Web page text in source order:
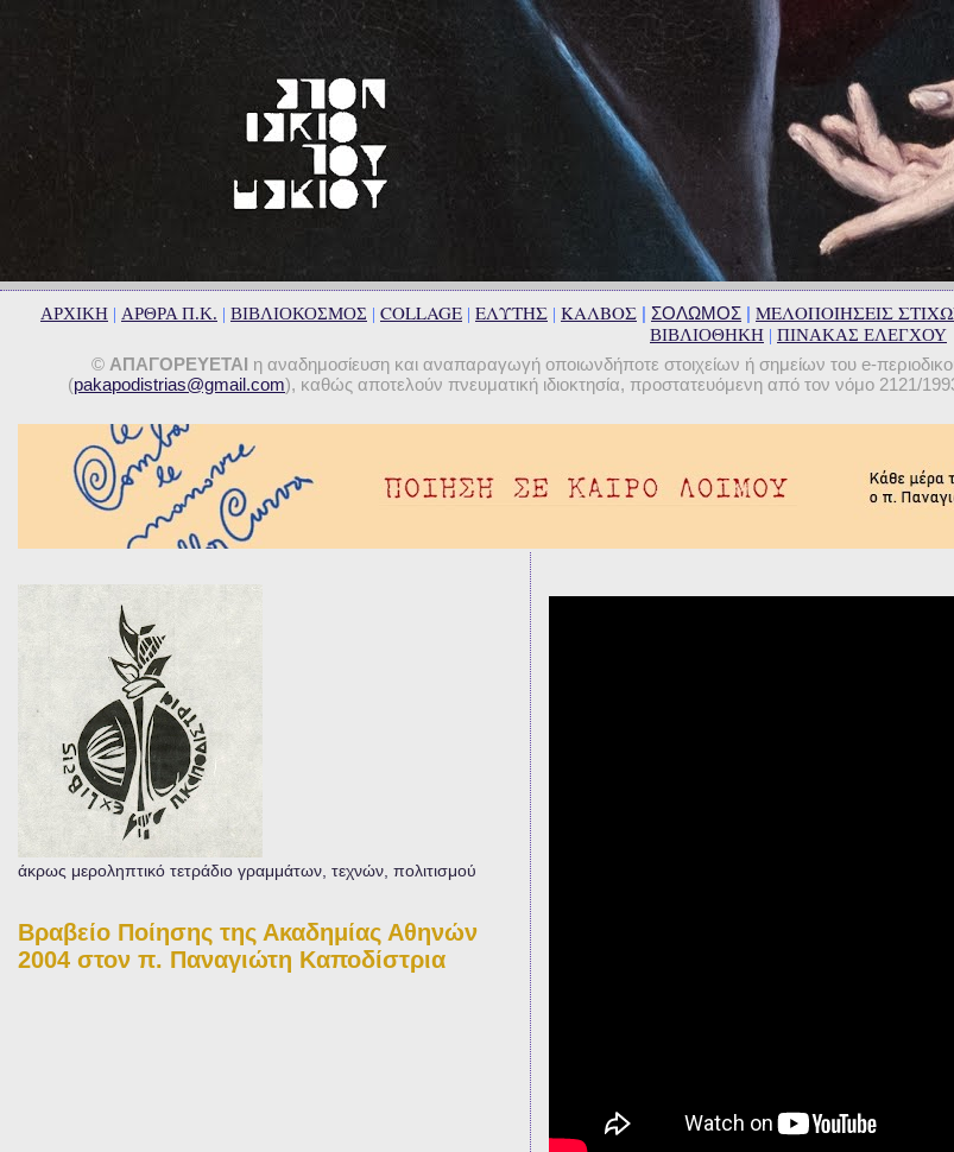
ΑΡΧΙΚΗ | ΑΡΘΡΑ Π.Κ. | ΒΙΒΛΙΟΚΟΣΜΟΣ | COLLAGE | ΕΛΥΤΗΣ | ΚΑΛΒΟΣ | ΣΟΛΩΜΟΣ | ΜΕΛΟΠΟΙΗΣΕΙΣ
ΒΙΒΛΙΟΘΗΚΗ | ΠΙΝΑΚΑΣ ΕΛΕΓΧΟΥ
© ΑΠΑΓΟΡΕΥΕΤΑΙ η αναδημοσίευση και αναπαραγωγή οποιωνδήποτε στοιχείων ή σημείων του e-
(pakapodistrias@gmail.com), καθώς αποτελούν πνευματική ιδιοκτησία, προστατευόμενη από τον νόμο 2121/
άκρως μεροληπτικό τετράδιο γραμμάτων, τεχνών, πολιτισμού
Βραβείο Ποίησης της Ακαδημίας Αθηνών
2004 στον π. Παναγιώτη Καποδίστρια